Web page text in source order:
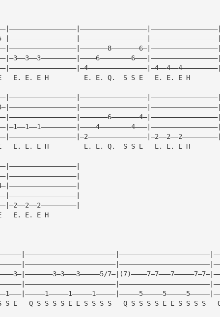
E   E. E. E H         E. E. Q.  S S E   E. E. E H
E   E. E. E H         E. E. Q.  S S E   E. E. E H
E   E. E. E H
S E   Q S S S S E E S S S S   Q S S S S E E S S S S